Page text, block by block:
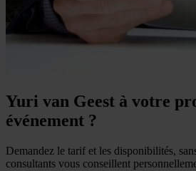
Yuri van Geest à votre
événement ?
Demandez le tarif et les disponibilités,
consultants vous conseillent